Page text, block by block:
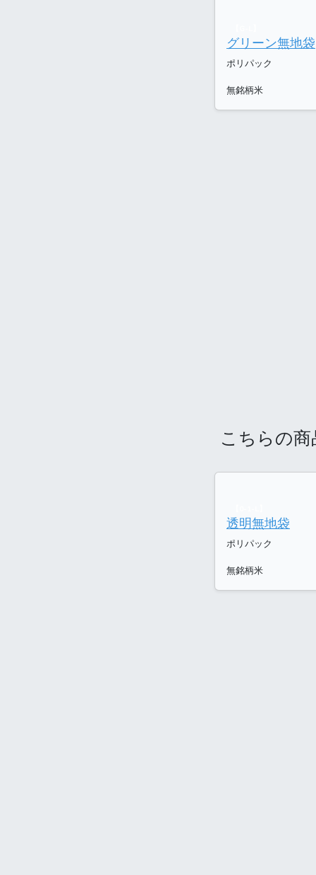
グリーン無地袋
ポリパック
無銘柄米
こちらの商
透明無地袋
ポリパック
無銘柄米